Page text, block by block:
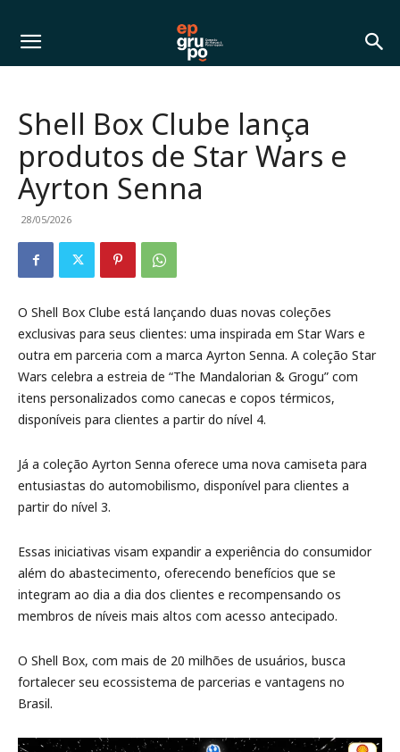
Shell Box Clube lança
produtos de Star Wars e
Ayrton Senna
28/05/2026
O Shell Box Clube está lançando duas novas coleções
exclusivas para seus clientes: uma inspirada em Star Wars e
outra em parceria com a marca Ayrton Senna. A coleção Star
Wars celebra a estreia de “The Mandalorian & Grogu” com
itens personalizados como canecas e copos térmicos,
disponíveis para clientes a partir do nível 4.
Já a coleção Ayrton Senna oferece uma nova camiseta para
entusiastas do automobilismo, disponível para clientes a
partir do nível 3.
Essas iniciativas visam expandir a experiência do consumidor
além do abastecimento, oferecendo benefícios que se
integram ao dia a dia dos clientes e recompensando os
membros de níveis mais altos com acesso antecipado.
O Shell Box, com mais de 20 milhões de usuários, busca
fortalecer seu ecossistema de parcerias e vantagens no
Brasil.